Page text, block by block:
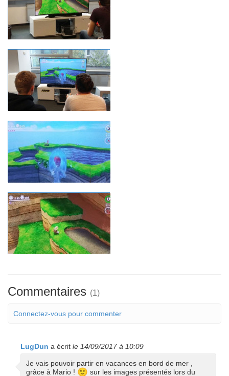
Commentaires (1)
Connectez-vous pour commenter
LugDun a écrit le 14/09/2017 à 10:09
Je vais pouvoir partir en vacances en bord de mer ,
grâce à Mario ! 🙂 sur les images présentés lors du